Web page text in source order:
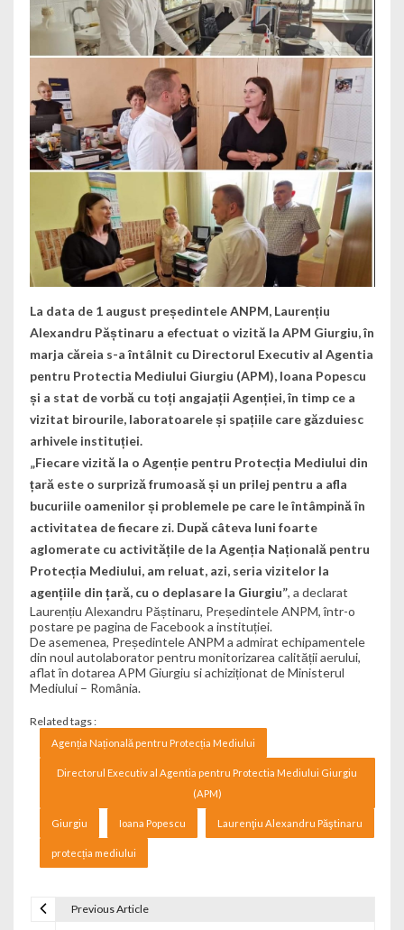
La data de 1 august președintele ANPM, Laurențiu
Alexandru Păștinaru a efectuat o vizită la APM Giurgiu, în
marja căreia s-a întâlnit cu Directorul Executiv al Agentia
pentru Protectia Mediului Giurgiu (APM), Ioana Popescu
și a stat de vorbă cu toți angajații Agenției, în timp ce a
vizitat birourile, laboratoarele și spațiile care găzduiesc
arhivele instituției.
„Fiecare vizită la o Agenție pentru Protecția Mediului din
țară este o surpriză frumoasă și un prilej pentru a afla
bucuriile oamenilor și problemele pe care le întâmpină în
activitatea de fiecare zi. După câteva luni foarte
aglomerate cu activitățile de la Agenția Națională pentru
Protecția Mediului, am reluat, azi, seria vizitelor la
agențiile din țară, cu o deplasare la Giurgiu”, a declarat
Laurențiu Alexandru Păștinaru, Președintele ANPM, într-o
postare pe pagina de Facebook a instituției.
De asemenea, Președintele ANPM a admirat echipamentele
din noul autolaborator pentru monitorizarea calității aerului,
aflat în dotarea APM Giurgiu si achiziționat deMinisterul
Mediului – România.
Related tags :
Agenția Națională pentru Protecția Mediului
Directorul Executiv al Agentia pentru Protectia Mediului Giurgiu
(APM)
Giurgiu Ioana Popescu Laurenţiu Alexandru Păştinaru
protecția mediului
Previous Article